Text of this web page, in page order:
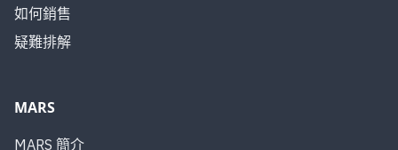
如何銷售
疑難排解
MARS
MARS 簡介